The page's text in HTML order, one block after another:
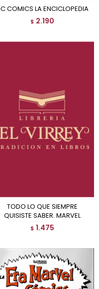
DC COMICS LA ENCICLOPEDIA
$ 2.190
TODO LO QUE SIEMPRE
QUISISTE SABER. MARVEL
$ 1.475